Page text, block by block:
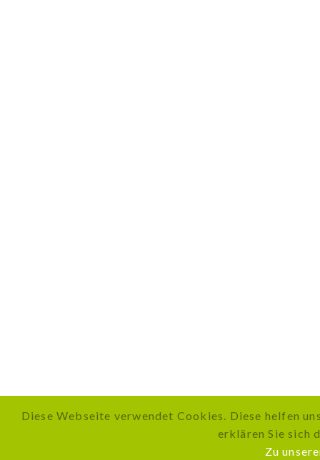
Diese Webseite verwendet Cookies. Diese helfen
erklären Sie sich
Zu